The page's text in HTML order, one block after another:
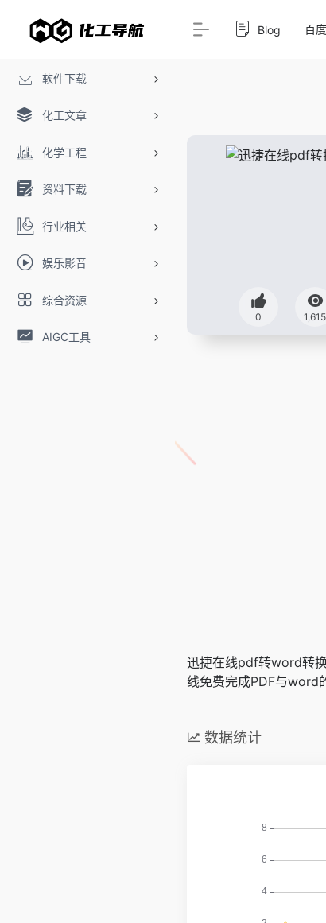
软件下载
化工文章
化学工程
资料下载
行业相关
娱乐影音
综合资源
AIGC工具
Blog 百
0 1,615
迅捷在线pdf转word转
线免费完成PDF与word
数据统计